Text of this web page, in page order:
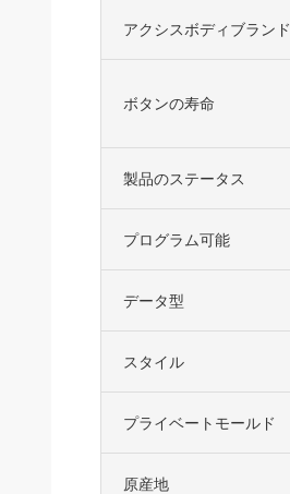
アクシスボディブランド
ボタンの寿命
製品のステータス
プログラム可能
データ型
スタイル
プライベートモールド
原産地